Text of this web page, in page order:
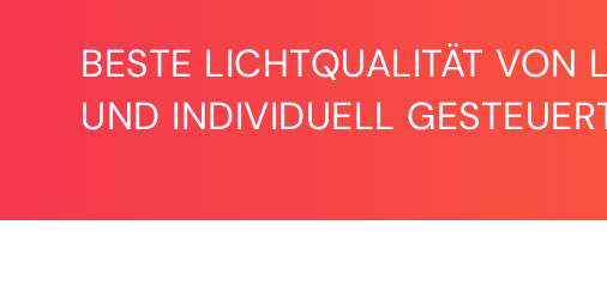
BESTE LICHTQUALITÄT VON
UND INDIVIDUELL